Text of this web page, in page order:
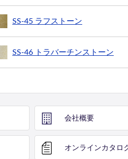
SS-45 ラフストーン
SS-46 トラバーチンストーン
会社概要
オンライン カタロ